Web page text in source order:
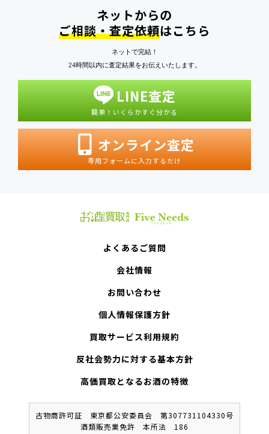
ネットからの
ご相談・査定依頼はこちら
ネットで完結！
24時間以内に査定結果をお伝えいたします。
LINE査定
簡単！いくらかすぐ分かる
オンライン査定
専用フォームに入力するだけ
よくあるご質問
会社情報
お問い合わせ
個人情報保護方針
買取サービス利用規約
反社会勢力に対する基本方針
高価買取となるお酒の特徴
古物商許可証 東京都公安委員会 第307731104330号
酒類販売業免許 本所法 186